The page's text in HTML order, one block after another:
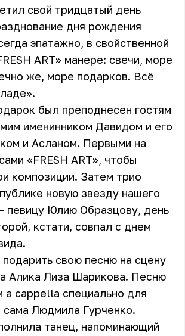
свой тридцатый день
дня рождения
эпатажно, в свойственной
ART» манере: свечи, море
же, море подарков. Всё
был преподнесен гостям
именинником Давидом и его
и Асланом. Первыми на
«FRESH ART», чтобы
композиции. Затем трио
новую звезду нашего
певицу Юлию Образцову, день
кстати, совпал с днем
свою песню на сцену
Алика Лиза Шарикова. Песню
a cappella специально для
сама Людмила Гурченко.
танец, напоминающий